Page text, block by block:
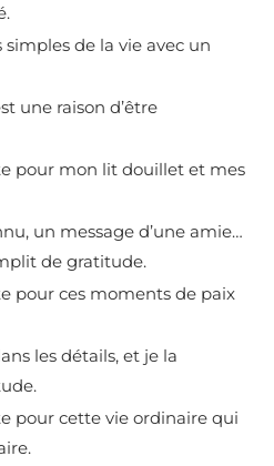
simples de la vie avec un
une raison d’être
pour mon lit douillet et mes
un message d’une amie…
de gratitude.
pour ces moments de paix
les détails, et je la
pour cette vie ordinaire qui